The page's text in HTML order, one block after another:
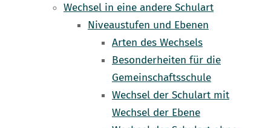
Wechsel in eine andere Schulart
Niveaustufen und Ebenen
Arten des Wechsels
Besonderheiten für die
Gemeinschaftsschule
Wechsel der Schulart mit
Wechsel der Ebene